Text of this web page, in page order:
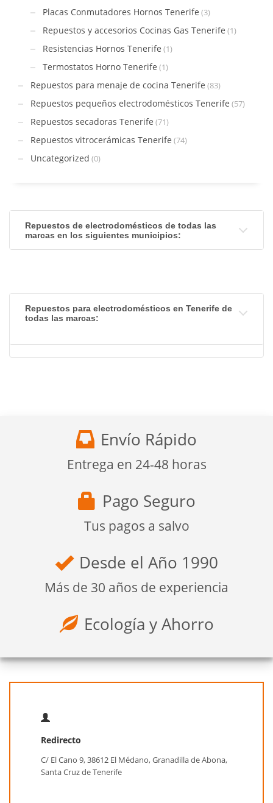
Placas Conmutadores Hornos Tenerife (3)
Repuestos y accesorios Cocinas Gas Tenerife (1)
Resistencias Hornos Tenerife (1)
Termostatos Horno Tenerife (1)
Repuestos para menaje de cocina Tenerife (83)
Repuestos pequeños electrodomésticos Tenerife (57)
Repuestos secadoras Tenerife (71)
Repuestos vitrocerámicas Tenerife (74)
Uncategorized (0)
Repuestos de electrodomésticos de todas las
marcas en los siguientes municipios:
Repuestos para electrodomésticos en Tenerife de
todas las marcas:
Envío Rápido
Entrega en 24-48 horas
Pago Seguro
Tus pagos a salvo
Desde el Año 1990
Más de 30 años de experiencia
Ecología y Ahorro
Redirecto
C/ El Cano 9, 38612 El Médano, Granadilla de Abona,
Santa Cruz de Tenerife